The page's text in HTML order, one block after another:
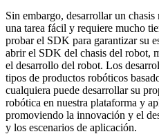
Sin embargo, desarrollar un
una tarea fácil y requiere mucho
probar el SDK para garantizar su
abrir el SDK del chasis del robot,
el desarrollo del robot. Los
tipos de productos robóticos
cualquiera puede desarrollar su
robótica en nuestra plataforma y
promoviendo la innovación y el
y los escenarios de aplicación.